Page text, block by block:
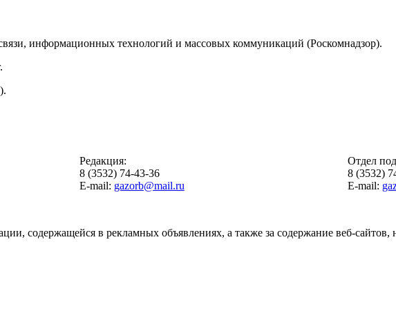
информационных технологий и массовых коммуникаций (Роскомнадзор).
Редакция:
8 (3532) 74-43-36
E-mail: gazorb@mail.ru
Отдел
8 (3532)
E-mail:
содержащейся в рекламных объявлениях, а также за содержание веб-сайтов,